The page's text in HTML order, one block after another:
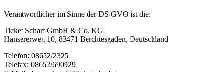
Verantwortlicher im Sinne der DS-GVO ist die:
Ticket Scharf GmbH & Co. KG
Hansererweg 10, 83471 Berchtesgaden, Deutschland
Telefon: 08652/2325
Telefax: 08652/690929